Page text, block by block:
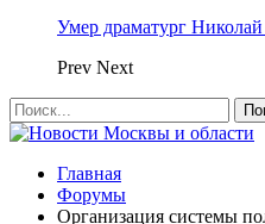
Умер драматург Николай
Prev Next
Главная
Форумы
Организация системы